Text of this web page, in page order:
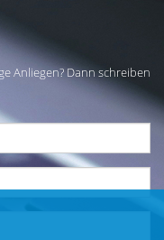
Anliegen? Dann schreiben